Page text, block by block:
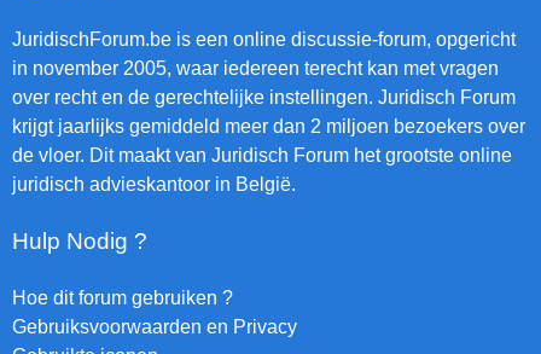
JuridischForum.be is een online discussie-forum, opgericht
in november 2005, waar iedereen terecht kan met vragen
over recht en de gerechtelijke instellingen. Juridisch Forum
krijgt jaarlijks gemiddeld meer dan 2 miljoen bezoekers over
de vloer. Dit maakt van Juridisch Forum het grootste online
juridisch advieskantoor in België.
Hulp Nodig ?
Hoe dit forum gebruiken ?
Gebruiksvoorwaarden en Privacy